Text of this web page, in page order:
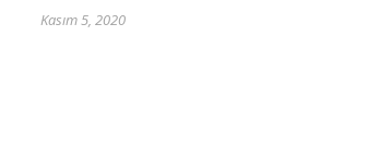
Kasım 5, 2020